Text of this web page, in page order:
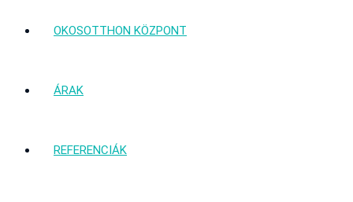
OKOSOTTHON KÖZPONT
ÁRAK
REFERENCIÁK